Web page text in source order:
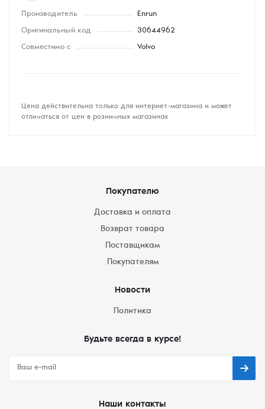
Производитель Enrun
Оригинальный код 30644962
Совместимо с Volvo
Цена действительна только для интернет-магазина и может
отличаться от цен в розничных магазинах
Покупателю
Доставка и оплата
Возврат товара
Поставщикам
Покупателям
Новости
Политика
Будьте всегда в курсе!
Наши контакты